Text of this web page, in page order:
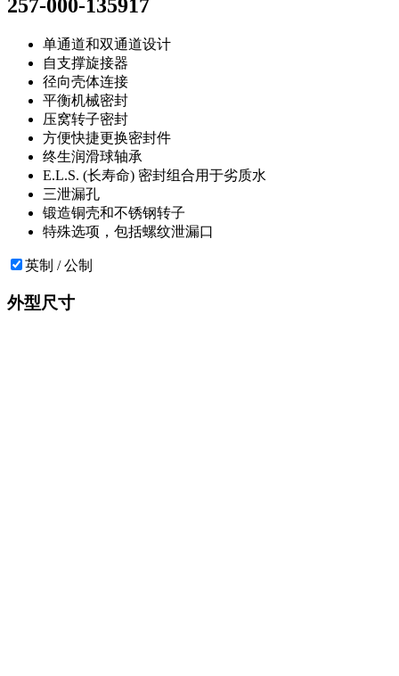
257-000-135917
单通道和双通道设计
自支撑旋接器
径向壳体连接
平衡机械密封
压窝转子密封
方便快捷更换密封件
终生润滑球轴承
E.L.S. (长寿命) 密封组合用于劣质水
三泄漏孔
锻造铜壳和不锈钢转子
特殊选项，包括螺纹泄漏口
英制 / 公制
外型尺寸